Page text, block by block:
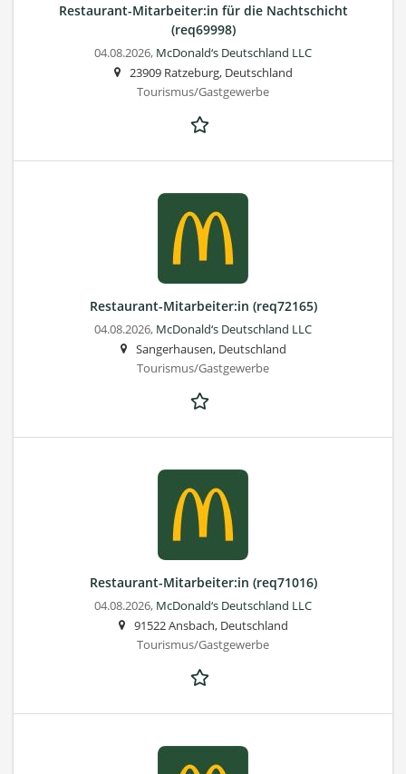
Restaurant-Mitarbeiter:in für die Nachtschicht
(req69998)
04.08.2026, McDonald‘s Deutschland LLC
23909 Ratzeburg, Deutschland
Tourismus/Gastgewerbe
Restaurant-Mitarbeiter:in (req72165)
04.08.2026, McDonald‘s Deutschland LLC
Sangerhausen, Deutschland
Tourismus/Gastgewerbe
Restaurant-Mitarbeiter:in (req71016)
04.08.2026, McDonald‘s Deutschland LLC
91522 Ansbach, Deutschland
Tourismus/Gastgewerbe